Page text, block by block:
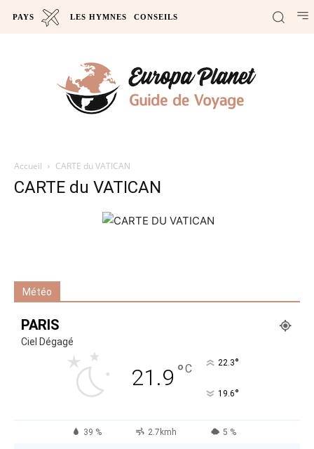
PAYS LES HYMNES CONSEILS
Accueil CARTE du VATICAN
CARTE du VATICAN
Météo
PARIS
Ciel Dégagé
21.9 °C 22.3°
19.6°
39 % 2.7kmh 5 %